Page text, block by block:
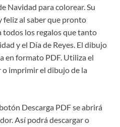
Navidad para colorear. Su
feliz al saber que pronto
todos los regalos que tanto
y el Día de Reyes. El dibujo
en formato PDF. Utiliza el
o imprimir el dibujo de la
Descarga PDF se abrirá
Así podrá descargar o